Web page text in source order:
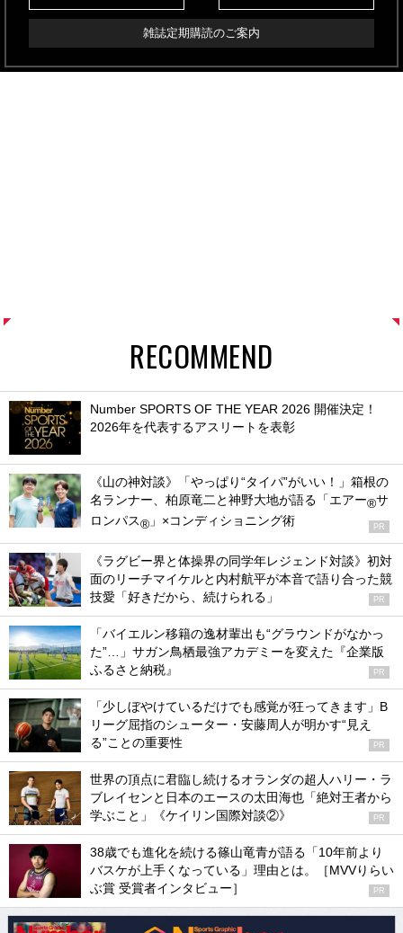
雑誌定期購読のご案内
RECOMMEND
Number SPORTS OF THE YEAR 2026 開催決定！
2026年を代表するアスリートを表彰
《山の神対談》「やっぱり“タイパ”がいい！」箱根の
名ランナー、柏原竜二と神野大地が語る「エアー®サ
ロンパス® 」×コンディショニング術 PR
《ラグビー界と体操界の同学年レジェンド対談》初対
面のリーチマイケルと内村航平が本音で語り合った競
技愛「好きだから、続けられる」
PR
「バイエルン移籍の逸材輩出も“グラウンドがなかっ
た”…」サガン鳥栖最強アカデミーを変えた『企業版
ふるさと納税』
PR
「少しぼやけているだけでも感覚が狂ってきます」B
リーグ屈指のシューター・安藤周人が明かす“見え
る”ことの重要性
PR
世界の頂点に君臨し続けるオランダの超人ハリー・ラ
ブレイセンと日本のエースの太田海也「絶対王者から
学ぶこと」《ケイリン国際対談②》
PR
38歳でも進化を続ける篠山竜青が語る「10年前より
バスケが上手くなっている」理由とは。［MVVりらい
ぶ賞 受賞者インタビュー］
PR